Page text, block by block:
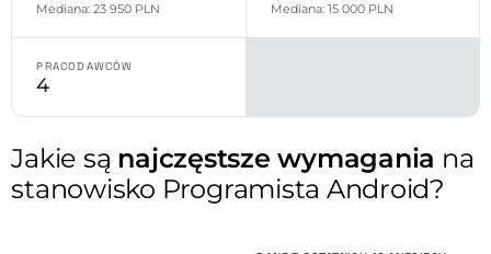
Mediana: 23 950 PLN Mediana: 15 000 PLN
PRACODAWCÓW
4
Jakie są najczęstsze wymagania na
stanowisko Programista Android?